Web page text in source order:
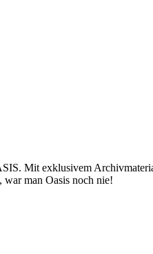
Mit exklusivem
war man Oasis noch nie!